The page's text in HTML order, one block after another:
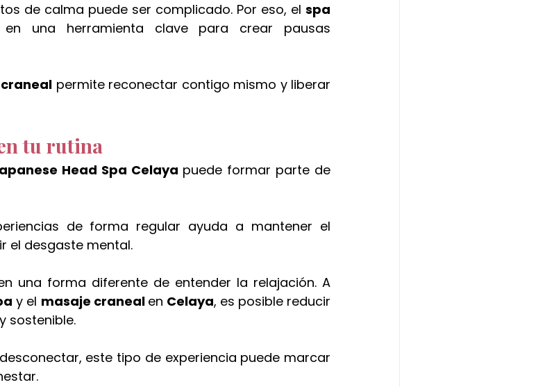
de calma puede ser complicado. Por eso, el spa
una herramienta clave para crear pausas
permite reconectar contigo mismo y liberar
tu rutina
Head Spa Celaya puede formar parte de
de forma regular ayuda a mantener el
el desgaste mental.
una forma diferente de entender la relajación. A
y el masaje craneal en Celaya, es posible reducir
sostenible.
este tipo de experiencia puede marcar